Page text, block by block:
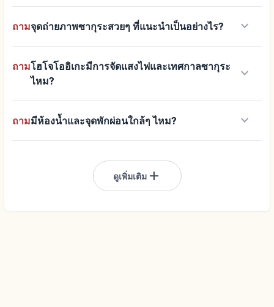
ถามจุดถ่ายภาพซากุระสวยๆ ที่แนะนำเป็นอย่างไร? keyboard_arrow_down
ถามโฮโจโออิเกะมีการจัดแสงไฟและเทศกาลซากุระ
ไหม?
keyboard_arrow_down
ถามมีห้องน้ำและจุดพักผ่อนใกล้ๆ ไหม? keyboard_arrow_down
ดูเพิ่มเติมadd